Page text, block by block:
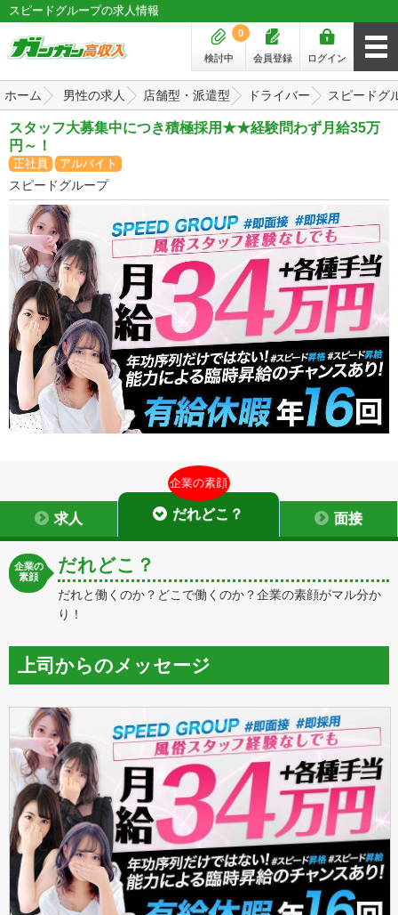
スピードグループの求人情報
ログイン
会員登録
検討中
0
ホーム 男性の求人 店舗型・派遣型 ドライバー スピードグ
スタッフ大募集中につき積極採用★★経験問わず月給35万
円～！
正社員 アルバイト
スピードグループ
求人
企業の素顔
だれどこ？ 面接
企業の
素顔
だれどこ？
だれと働くのか？どこで働くのか？企業の素顔がマル分か
り！
上司からのメッセージ